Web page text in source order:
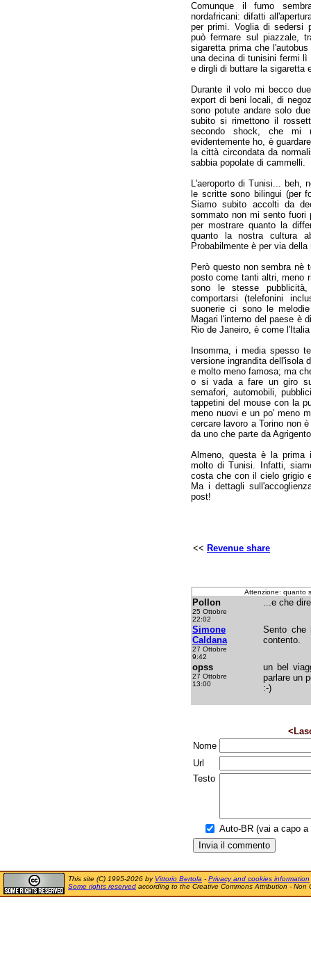
Comunque il fumo
nordafricani: difatti
per primi. Voglia di sedersi
può fermare sul piazzale,
sigaretta prima che
una decina di tunisini fermi
e dirgli di buttare la sigaretta
Durante il volo mi becco
export di beni locali, di
sono potute andare solo
subito si rimettono il
secondo shock, che mi
evidentemente ho, è
la città circondata da
sabbia popolate di cammelli.
L'aeroporto di Tunisi... beh,
le scritte sono bilingui (per
Siamo subito accolti da
sommato non mi sento fuori
per mostrare quanto la
quanto la nostra cultura
Probabilmente è per via
Però questo non sembra nè
posto come tanti altri, meno
sono le stesse
comportarsi (telefonini
suonerie ci sono le
Magari l'interno del paese è
Rio de Janeiro, è come
Insomma, i media spesso
versione ingrandita dell'isola
e molto meno famosa; ma
o si vada a fare un giro
semafori, automobili,
tappetini del mouse con la
meno nuovi e un po' meno
cercare lavoro a Torino non
da uno che parte da
Almeno, questa è la prima
molto di Tunisi. Infatti,
costa che con il cielo grigio
Ma i dettagli
post!
<< Revenue share
Attenzione: quanto
Pollon
25 Ottobre
22:02
...e che
Simone
Caldana
27 Ottobre
9:42
Sento che
contento.
opss
27 Ottobre
13:00
un bel
parlare un
:-)
Nome
Url
Testo
Auto-BR (vai a capo a
This site (C) 1995-2026 by Vittorio Bertola - Privacy and cookies information
Some rights reserved according to the Creative Commons Attribution - Non